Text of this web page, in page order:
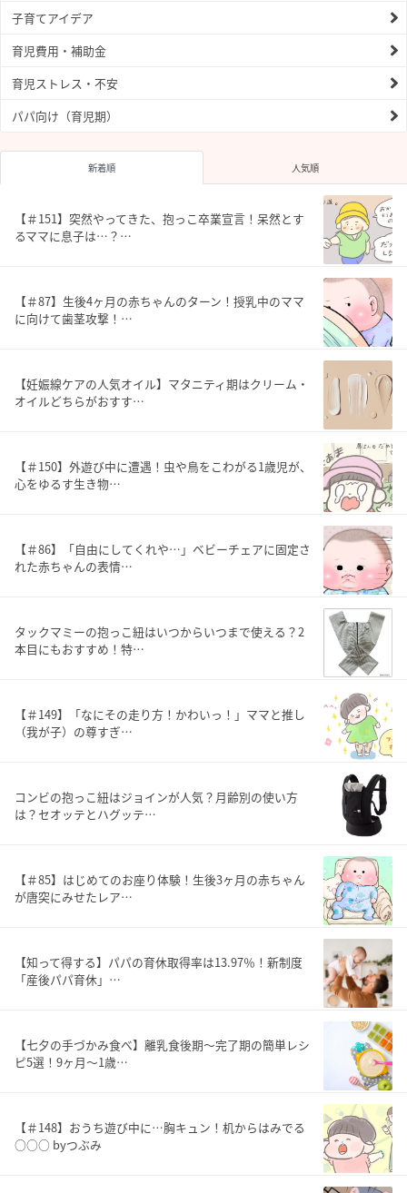
子育てアイデア
育児費用・補助金
育児ストレス・不安
パパ向け（育児期）
新着順 人気順
【＃151】突然やってきた、抱っこ卒業宣言！呆然とす
るママに息子は…？…
【＃87】生後4ヶ月の赤ちゃんのターン！授乳中のママ
に向けて歯茎攻撃！…
【妊娠線ケアの人気オイル】マタニティ期はクリーム・
オイルどちらがおすす…
【＃150】外遊び中に遭遇！虫や鳥をこわがる1歳児が、
心をゆるす生き物…
【＃86】「自由にしてくれや…」ベビーチェアに固定さ
れた赤ちゃんの表情…
タックマミーの抱っこ紐はいつからいつまで使える？2
本目にもおすすめ！特…
【＃149】「なにその走り方！かわいっ！」ママと推し
（我が子）の尊すぎ…
コンビの抱っこ紐はジョインが人気？月齢別の使い方
は？セオッテとハグッテ…
【＃85】はじめてのお座り体験！生後3ヶ月の赤ちゃん
が唐突にみせたレア…
【知って得する】パパの育休取得率は13.97％！新制度
「産後パパ育休」…
【七夕の手づかみ食べ】離乳食後期〜完了期の簡単レシ
ピ5選！9ヶ月〜1歳…
【＃148】おうち遊び中に…胸キュン！机からはみでる
○○○ byつぶみ